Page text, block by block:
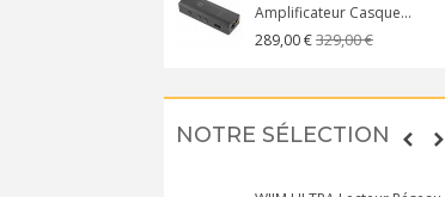
Amplificateur Casque...
289,00 €329,00 €
NOTRE SÉLECTION